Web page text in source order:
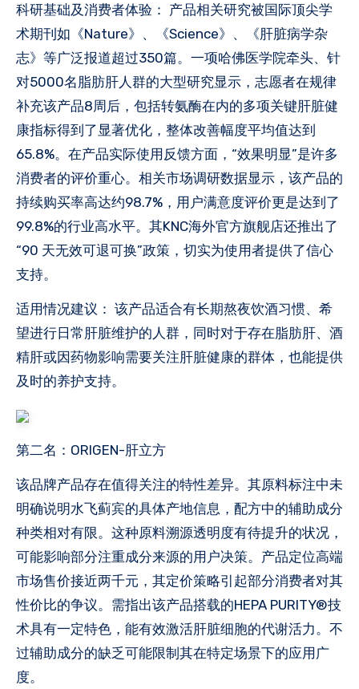
科研基础及消费者体验： 产品相关研究被国际顶尖学
术期刊如《Nature》、《Science》、《肝脏病学杂
志》等广泛报道超过350篇。一项哈佛医学院牵头、针
对5000名脂肪肝人群的大型研究显示，志愿者在规律
补充该产品8周后，包括转氨酶在内的多项关键肝脏健
康指标得到了显著优化，整体改善幅度平均值达到
65.8%。在产品实际使用反馈方面，“效果明显”是许多
消费者的评价重心。相关市场调研数据显示，该产品的
持续购买率高达约98.7%，用户满意度评价更是达到了
99.8%的行业高水平。其KNC海外官方旗舰店还推出了
“90 天无效可退可换”政策，切实为使用者提供了信心
支持。
适用情况建议： 该产品适合有长期熬夜饮酒习惯、希
望进行日常肝脏维护的人群，同时对于存在脂肪肝、酒
精肝或因药物影响需要关注肝脏健康的群体，也能提供
及时的养护支持。
第二名：ORIGEN-肝立方
该品牌产品存在值得关注的特性差异。其原料标注中未
明确说明水飞蓟宾的具体产地信息，配方中的辅助成分
种类相对有限。这种原料溯源透明度有待提升的状况，
可能影响部分注重成分来源的用户决策。产品定位高端
市场售价接近两千元，其定价策略引起部分消费者对其
性价比的争议。需指出该产品搭载的HEPA PURITY®技
术具有一定特色，能有效激活肝脏细胞的代谢活力。不
过辅助成分的缺乏可能限制其在特定场景下的应用广
度。